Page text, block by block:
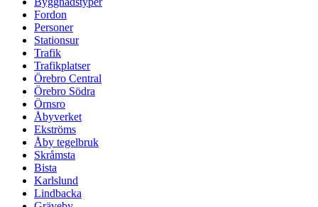
Fordon
Personer
Stationsur
Trafik
Trafikplatser
Örebro Central
Örebro Södra
Örnsro
Åbyverket
Ekströms
Åby tegelbruk
Skråmsta
Bista
Karlslund
Lindbacka